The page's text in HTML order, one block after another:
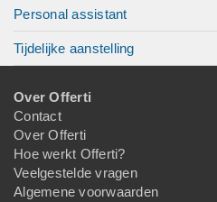
Personal assistant
Tijdelijke aanstelling
Over Offerti
Contact
Over Offerti
Hoe werkt Offerti?
Veelgestelde vragen
Algemene voorwaarden